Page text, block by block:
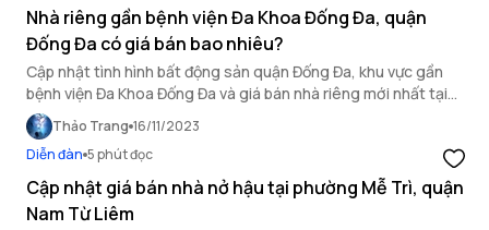
Nhà riêng gần bệnh viện Đa Khoa Đống Đa, quận
Đống Đa có giá bán bao nhiêu?
Cập nhật tình hình bất động sản quận Đống Đa, khu vực gần
bệnh viện Đa Khoa Đống Đa và giá bán nhà riêng mới nhất tại
khu vực này, qua bài viết dưới đây của OneHousing.
Thảo Trang 16/11/2023
Diễn đàn 5 phút đọc
Cập nhật giá bán nhà nở hậu tại phường Mễ Trì, quận
Nam Từ Liêm